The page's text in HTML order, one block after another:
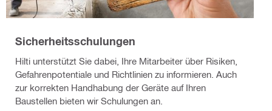
Sicherheitsschulungen
Hilti unterstützt Sie dabei, Ihre Mitarbeiter über Risiken,
Gefahrenpotentiale und Richtlinien zu informieren. Auch
zur korrekten Handhabung der Geräte auf Ihren
Baustellen bieten wir Schulungen an.